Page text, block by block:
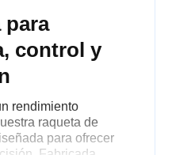
para
control y
rendimiento
raqueta de
para ofrecer